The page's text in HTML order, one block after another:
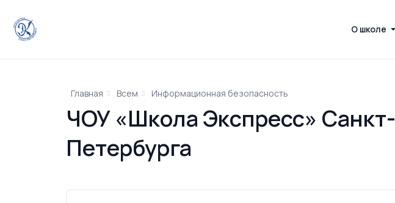
О школе
Главная Всем Информационная безопасность
ЧОУ «Школа Экспресс» Санкт-
Петербурга